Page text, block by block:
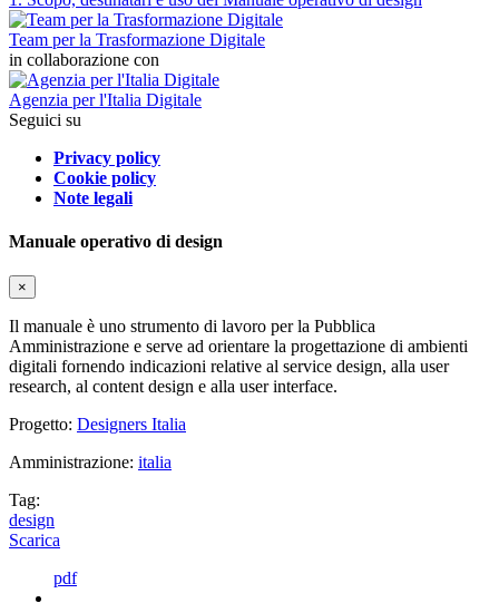
Team per la Trasformazione Digitale
in collaborazione con
Agenzia per l'Italia Digitale
Seguici su
Privacy policy
Cookie policy
Note legali
Manuale operativo di design
×
Il manuale è uno strumento di lavoro per la Pubblica
Amministrazione e serve ad orientare la progettazione di ambienti
digitali fornendo indicazioni relative al service design, alla user
research, al content design e alla user interface.
Progetto: Designers Italia
Amministrazione: italia
Tag:
design
Scarica
pdf